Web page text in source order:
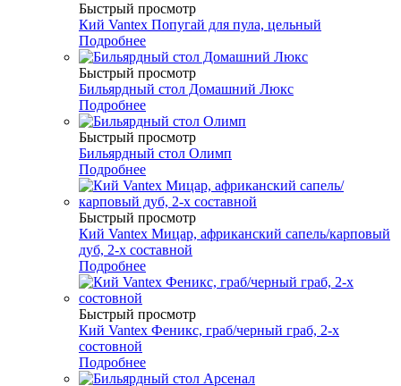
Быстрый просмотр
Кий Vantex Попугай для пула, цельный
Подробнее
Быстрый просмотр
Бильярдный стол Домашний Люкс
Подробнее
Быстрый просмотр
Бильярдный стол Олимп
Подробнее
Быстрый просмотр
Кий Vantex Мицар, африканский сапель/карповый
дуб, 2-х составной
Подробнее
Быстрый просмотр
Кий Vantex Феникс, граб/черный граб, 2-х
состовной
Подробнее